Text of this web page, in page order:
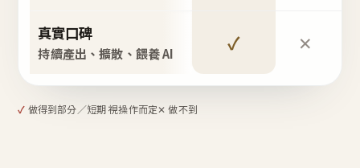
真實口碑
持續產出、擴散、餵養 AI ✓ ✕
✓ 做得到部分／短期 視操作而定✕ 做不到